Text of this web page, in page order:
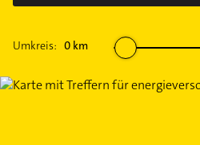
Umkreis: 0 km